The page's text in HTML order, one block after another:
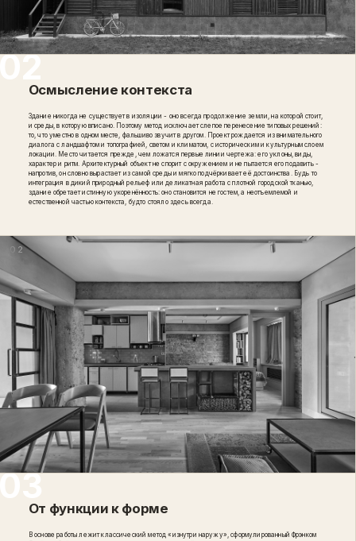
Осмысление контекста
Здание никогда не существует в изоляции - оно всегда продолжение земли, на которой стоит,
и среды, в которую вписано. Поэтому метод исключает слепое перенесение типовых решений:
то, что уместно в одном месте, фальшиво звучит в другом. Проект рождается из внимательного
диалога с ландшафтом и топографией, светом и климатом, с историческим и культурным слоем
локации. Место читается прежде, чем ложатся первые линии чертежа: его уклоны, виды,
характер и ритм. Архитектурный объект не спорит с окружением и не пытается его подавить -
напротив, он словно вырастает из самой среды и мягко подчёркивает её достоинства. Будь то
интеграция в дикий природный рельеф или деликатная работа с плотной городской тканью,
здание обретает истинную укоренённость: оно становится не гостем, а неотъемлемой и
естественной частью контекста, будто стояло здесь всегда.
02
От функции к форме
В основе работы лежит классический метод «изнутри наружу», сформулированный Фрэнком